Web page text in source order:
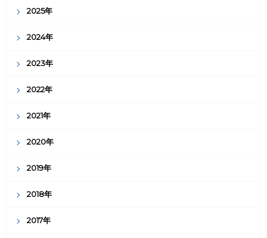
2025年
2024年
2023年
2022年
2021年
2020年
2019年
2018年
2017年